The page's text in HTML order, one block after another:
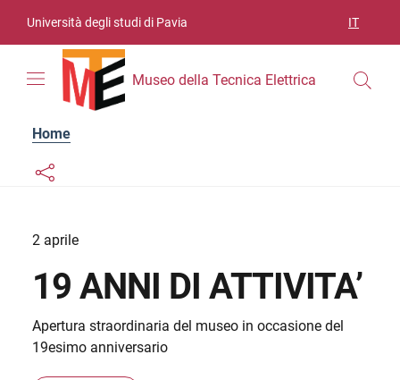
Università degli studi di Pavia IT
Museo della Tecnica Elettrica
Home
Links condivisione social
Bottone condivisione social
2 aprile
19 ANNI DI ATTIVITA’
Apertura straordinaria del museo in occasione del
19esimo anniversario